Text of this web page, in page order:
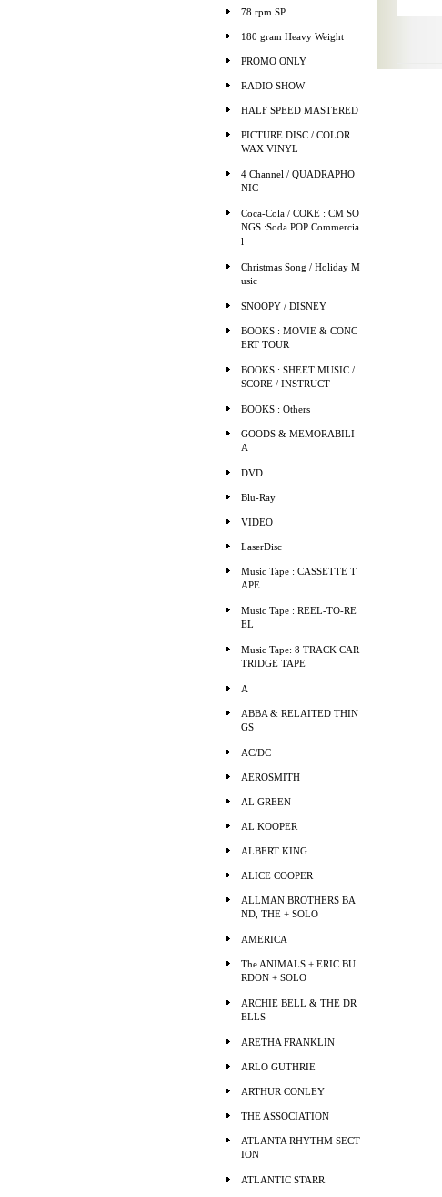
78 rpm SP
180 gram Heavy Weight
PROMO ONLY
RADIO SHOW
HALF SPEED MASTERED
PICTURE DISC / COLOR
WAX VINYL
4 Channel / QUADRAPHO
NIC
Coca-Cola / COKE : CM SO
NGS :Soda POP Commercia
l
Christmas Song / Holiday M
usic
SNOOPY / DISNEY
BOOKS : MOVIE & CONC
ERT TOUR
BOOKS : SHEET MUSIC /
SCORE / INSTRUCT
BOOKS : Others
GOODS & MEMORABILI
A
DVD
Blu-Ray
VIDEO
LaserDisc
Music Tape : CASSETTE T
APE
Music Tape : REEL-TO-RE
EL
Music Tape: 8 TRACK CAR
TRIDGE TAPE
A
ABBA & RELAITED THIN
GS
AC/DC
AEROSMITH
AL GREEN
AL KOOPER
ALBERT KING
ALICE COOPER
ALLMAN BROTHERS BA
ND, THE + SOLO
AMERICA
The ANIMALS + ERIC BU
RDON + SOLO
ARCHIE BELL & THE DR
ELLS
ARETHA FRANKLIN
ARLO GUTHRIE
ARTHUR CONLEY
THE ASSOCIATION
ATLANTA RHYTHM SECT
ION
ATLANTIC STARR